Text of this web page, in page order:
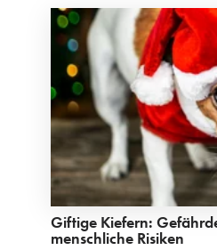
Giftige Kiefern:
menschliche Risiken